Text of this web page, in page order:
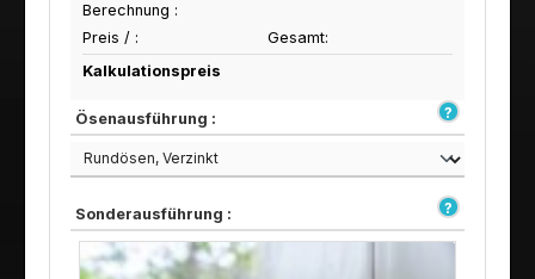
Berechnung :
Preis / :
Gesamt:
Kalkulationspreis
Ösenausführung :
Sonderausführung :